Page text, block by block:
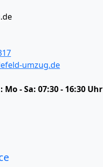
umzug.de
Mo - Sa: 07:30 - 16:30 Uhr